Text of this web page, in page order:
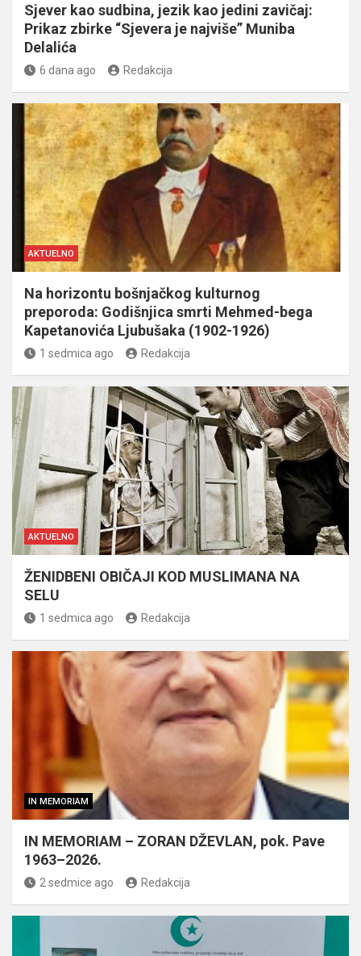
Sjever kao sudbina, jezik kao jedini zavičaj:
Prikaz zbirke “Sjevera je najviše” Muniba
Delalića
6 dana ago Redakcija
AKTUELNO
Na horizontu bošnjačkog kulturnog
preporoda: Godišnjica smrti Mehmed-bega
Kapetanovića Ljubušaka (1902-1926)
1 sedmica ago Redakcija
AKTUELNO
ŽENIDBENI OBIČAJI KOD MUSLIMANA NA
SELU
1 sedmica ago Redakcija
IN MEMORIAM
IN MEMORIAM – ZORAN DŽEVLAN, pok. Pave
1963–2026.
2 sedmice ago Redakcija